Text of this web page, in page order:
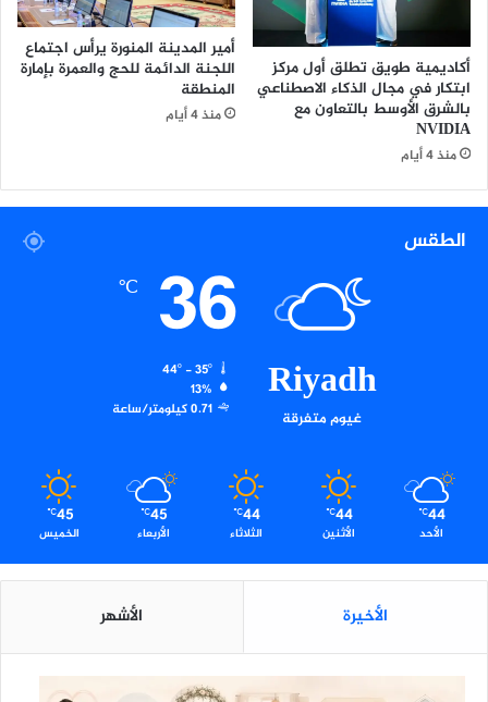
ز
ع
ي
م
ه
ا
و
أكاديمية طويق تطلق أول مركز
ابتكار في مجال الذكاء الاصطناعي
بالشرق الأوسط بالتعاون مع
NVIDIA
منذ 4 أيام
أمير المدينة المنورة يرأس اجتماع
اللجنة الدائمة للحج والعمرة بإمارة
المنطقة
منذ 4 أيام
الطقس
Riyadh
غيوم متفرقة
36
℃
44º - 35º
13%
0.71 كيلومتر/ساعة
44
℃
الأحد
44
℃
الأثنين
44
℃
الثلاثاء
45
℃
الأربعاء
45
℃
الخميس
الأخيرة الأشهر